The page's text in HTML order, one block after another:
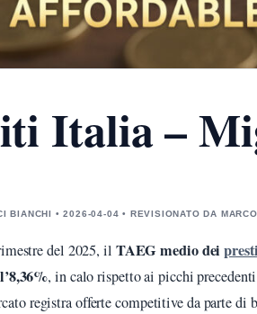
Italia –
BIANCHI • 2026-04-04 • REVISIONATO DA
del 2025, il TAEG medio dei
, in calo rispetto ai picchi
registra offerte competitive da parte di